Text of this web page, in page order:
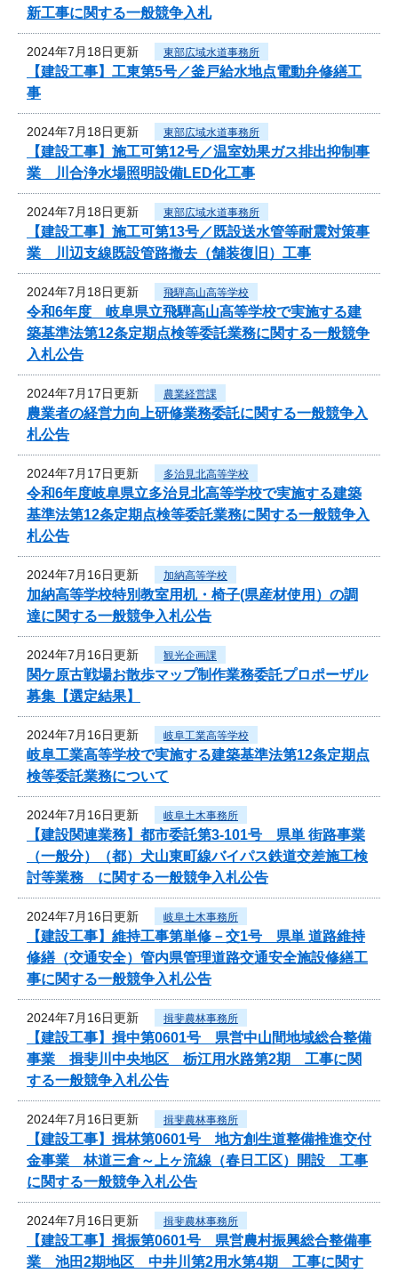
新工事に関する一般競争入札
2024年7月18日更新 東部広域水道事務所
【建設工事】工東第5号／釜戸給水地点電動弁修繕工
事
2024年7月18日更新 東部広域水道事務所
【建設工事】施工可第12号／温室効果ガス排出抑制事
業 川合浄水場照明設備LED化工事
2024年7月18日更新 東部広域水道事務所
【建設工事】施工可第13号／既設送水管等耐震対策事
業 川辺支線既設管路撤去（舗装復旧）工事
2024年7月18日更新 飛騨高山高等学校
令和6年度 岐阜県立飛騨高山高等学校で実施する建
築基準法第12条定期点検等委託業務に関する一般競争
入札公告
2024年7月17日更新 農業経営課
農業者の経営力向上研修業務委託に関する一般競争入
札公告
2024年7月17日更新 多治見北高等学校
令和6年度岐阜県立多治見北高等学校で実施する建築
基準法第12条定期点検等委託業務に関する一般競争入
札公告
2024年7月16日更新 加納高等学校
加納高等学校特別教室用机・椅子(県産材使用）の調
達に関する一般競争入札公告
2024年7月16日更新 観光企画課
関ケ原古戦場お散歩マップ制作業務委託プロポーザル
募集【選定結果】
2024年7月16日更新 岐阜工業高等学校
岐阜工業高等学校で実施する建築基準法第12条定期点
検等委託業務について
2024年7月16日更新 岐阜土木事務所
【建設関連業務】都市委託第3-101号 県単 街路事業
（一般分）（都）犬山東町線バイパス鉄道交差施工検
討等業務 に関する一般競争入札公告
2024年7月16日更新 岐阜土木事務所
【建設工事】維持工事第単修－交1号 県単 道路維持
修繕（交通安全）管内県管理道路交通安全施設修繕工
事に関する一般競争入札公告
2024年7月16日更新 揖斐農林事務所
【建設工事】揖中第0601号 県営中山間地域総合整備
事業 揖斐川中央地区 栃江用水路第2期 工事に関
する一般競争入札公告
2024年7月16日更新 揖斐農林事務所
【建設工事】揖林第0601号 地方創生道整備推進交付
金事業 林道三倉～上ヶ流線（春日工区）開設 工事
に関する一般競争入札公告
2024年7月16日更新 揖斐農林事務所
【建設工事】揖振第0601号 県営農村振興総合整備事
業 池田2期地区 中井川第2用水第4期 工事に関す